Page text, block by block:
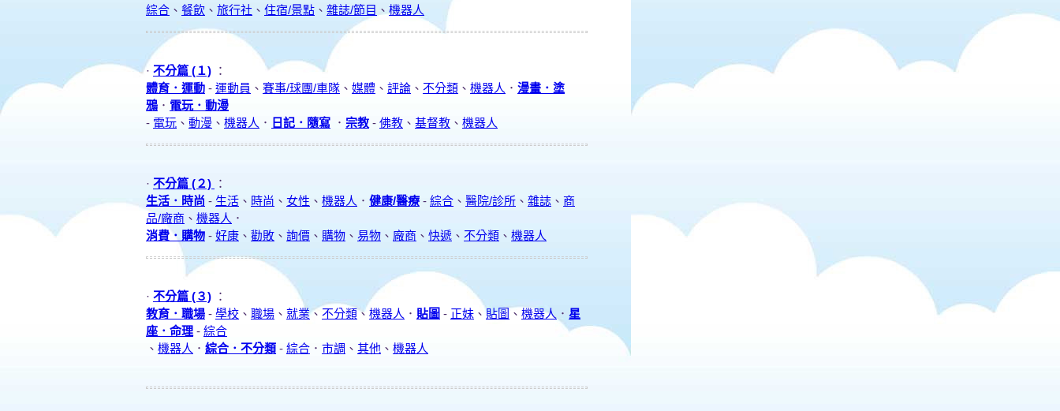
綜合 、 餐飲 、 旅行社 、 住宿/景點 、 雜誌/節目 、 機器人
· 不分篇 (１) ：
體育．運動 - 運動員 、 賽事/球團/車隊 、 媒體 、 評論 、 不分類 、 機器人 ． 漫畫．塗
鴉 ． 電玩．動漫
- 電玩 、 動漫 、 機器人 ． 日記．隨寫 ． 宗教 - 佛教 、 基督教 、 機器人
· 不分篇 (２) ：
生活．時尚 - 生活 、 時尚 、 女性 、 機器人 ． 健康/醫療- 綜合 、 醫院/診所 、 雜誌 、 商
品/廠商 、 機器人 ．
消費．購物 - 好康 、 勸敗 、 詢價 、 購物 、 易物 、 廠商 、 快遞 、 不分類 、 機器人
· 不分篇 (３) ：
教育．職場 - 學校 、 職場 、 就業、 不分類、 機器人 ． 貼圖 - 正妹 、 貼圖 、 機器人 ． 星
座．命理 - 綜合
、 機器人 ． 綜合．不分類 - 綜合 ． 市調 、 其他 、 機器人